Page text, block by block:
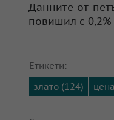
Данните от
повишил с 0,2%
Етикети:
злато (124)